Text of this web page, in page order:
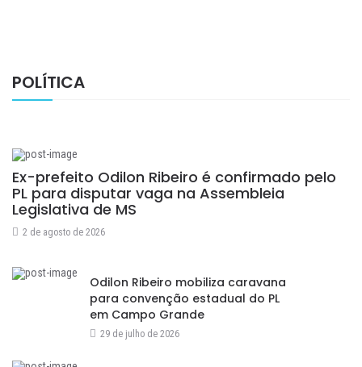
POLÍTICA
Ex-prefeito Odilon Ribeiro é confirmado pelo
PL para disputar vaga na Assembleia
Legislativa de MS
2 de agosto de 2026
Odilon Ribeiro mobiliza caravana
para convenção estadual do PL
em Campo Grande
29 de julho de 2026